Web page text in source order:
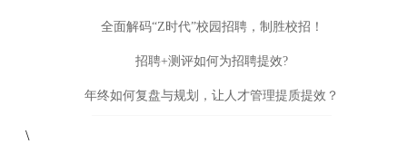
全面解码“Z时代”校园招聘，制胜校招！
招聘+测评如何为招聘提效?
年终如何复盘与规划，让人才管理提质提效？
\